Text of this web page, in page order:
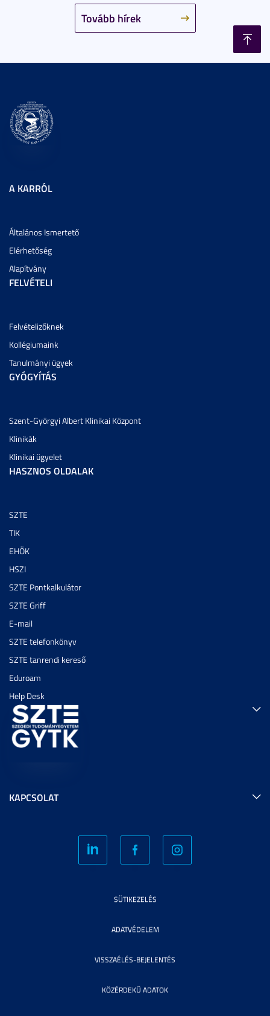
Tovább hírek
A KARRÓL
Általános Ismertető
Elérhetőség
Alapítvány
FELVÉTELI
Felvételizőknek
Kollégiumaink
Tanulmányi ügyek
GYÓGYÍTÁS
Szent-Györgyi Albert Klinikai Központ
Klinikák
Klinikai ügyelet
HASZNOS OLDALAK
SZTE
TIK
EHÖK
HSZI
SZTE Pontkalkulátor
SZTE Griff
E-mail
SZTE telefonkönyv
SZTE tanrendi kereső
Eduroam
Help Desk
KAPCSOLAT
SÜTIKEZELÉS
ADATVÉDELEM
VISSZAÉLÉS-BEJELENTÉS
KÖZÉRDEKŰ ADATOK